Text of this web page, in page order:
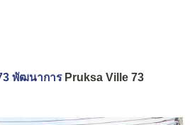
พัฒนาการPruksa Ville 73